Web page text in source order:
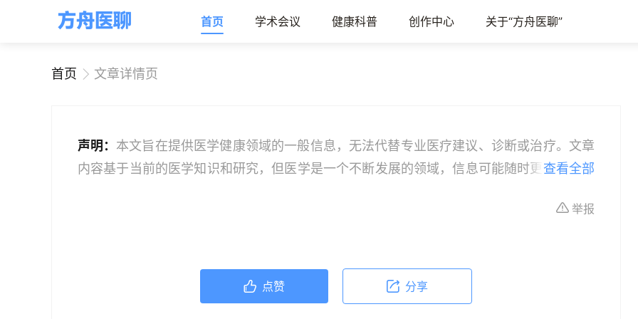
首页 学术会议 健康科普 创作中心 关于“方舟医聊”
首页 文章详情页
声明： 本文旨在提供医学健康领域的一般信息，无法代替专业医疗建议、诊断或治疗。文章
内容基于当前的医学知识和研究，但医学是一个不断发展的领域，信息可能随时更新，因此
业人员。本文中的信息不应作为自我诊断或治疗的依据，紧急医疗情况应立即寻求专业医疗
查看全部
举报
点赞 分享